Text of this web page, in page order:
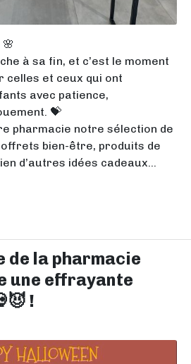
à sa fin, et c’est le moment
celles et ceux qui ont
avec patience,
💝
pharmacie notre sélection de
bien-être, produits de
d’autres idées cadeaux...
de la pharmacie
une effrayante
!